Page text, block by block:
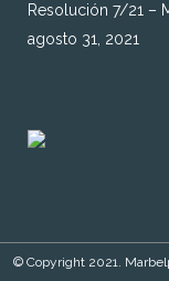
Resolución 7/21 –
agosto 31, 2021
© Copyright 2021.